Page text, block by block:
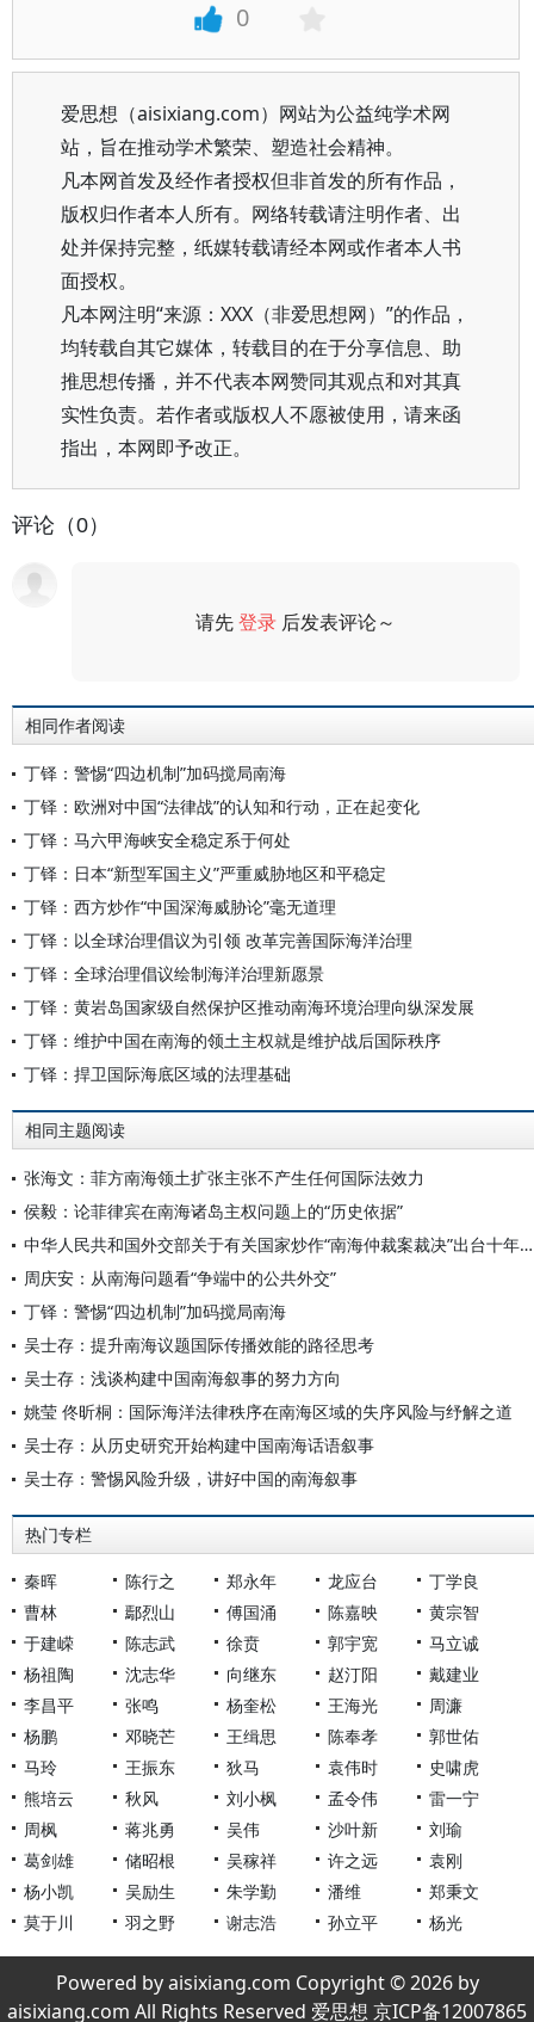
0
爱思想（aisixiang.com）网站为公益纯学术网
站，旨在推动学术繁荣、塑造社会精神。
凡本网首发及经作者授权但非首发的所有作品，
版权归作者本人所有。网络转载请注明作者、出
处并保持完整，纸媒转载请经本网或作者本人书
面授权。
凡本网注明“来源：XXX（非爱思想网）”的作品，
均转载自其它媒体，转载目的在于分享信息、助
推思想传播，并不代表本网赞同其观点和对其真
实性负责。若作者或版权人不愿被使用，请来函
指出，本网即予改正。
评论（0）
请先登录 后发表评论～
相同作者阅读
丁铎：警惕“四边机制”加码搅局南海
丁铎：欧洲对中国“法律战”的认知和行动，正在起变化
丁铎：马六甲海峡安全稳定系于何处
丁铎：日本“新型军国主义”严重威胁地区和平稳定
丁铎：西方炒作“中国深海威胁论”毫无道理
丁铎：以全球治理倡议为引领 改革完善国际海洋治理
丁铎：全球治理倡议绘制海洋治理新愿景
丁铎：黄岩岛国家级自然保护区推动南海环境治理向纵深发展
丁铎：维护中国在南海的领土主权就是维护战后国际秩序
丁铎：捍卫国际海底区域的法理基础
相同主题阅读
张海文：菲方南海领土扩张主张不产生任何国际法效力
侯毅：论菲律宾在南海诸岛主权问题上的“历史依据”
中华人民共和国外交部关于有关国家炒作“南海仲裁案裁决”出台十年的声明
周庆安：从南海问题看“争端中的公共外交”
丁铎：警惕“四边机制”加码搅局南海
吴士存：提升南海议题国际传播效能的路径思考
吴士存：浅谈构建中国南海叙事的努力方向
姚莹 佟昕桐：国际海洋法律秩序在南海区域的失序风险与纾解之道
吴士存：从历史研究开始构建中国南海话语叙事
吴士存：警惕风险升级，讲好中国的南海叙事
热门专栏
秦晖 陈行之 郑永年 龙应台
丁学良
曹林
鄢烈山 傅国涌 陈嘉映
黄宗智
于建嵘
陈志武 徐贲 郭宇宽
马立诚
杨祖陶
沈志华 向继东 赵汀阳
戴建业
李昌平
张鸣 杨奎松 王海光
周濂
杨鹏
邓晓芒 王缉思 陈奉孝
郭世佑
马玲
王振东 狄马 袁伟时
史啸虎
熊培云
秋风 刘小枫 孟令伟
雷一宁
周枫
蒋兆勇 吴伟 沙叶新
刘瑜
葛剑雄
储昭根 吴稼祥 许之远
袁刚
杨小凯
吴励生 朱学勤 潘维
郑秉文
莫于川
羽之野 谢志浩 孙立平 杨光
Powered by aisixiang.com Copyright © 2026 by
aisixiang.com All Rights Reserved 爱思想 京ICP备12007865